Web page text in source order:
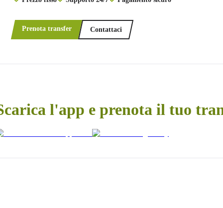
Prenota transfer Contattaci
l'app e prenota il tuo